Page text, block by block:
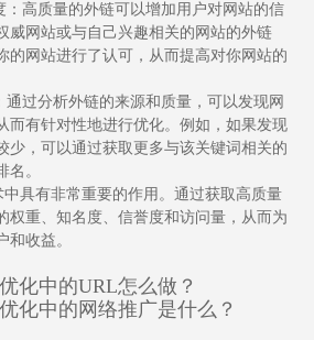
高质量的外链可以增加用户对网站的信
威网站或与自己兴趣相关的网站的外链
的网站进行了认可，从而提高对你网站的
过分析外链的来源和质量，可以发现网
而有针对性地进行优化。例如，如果发现
少，可以通过获取更多与该关键词相关的
。
具有非常重要的作用。通过获取高质量
权重、知名度、信誉度和访问量，从而为
和收益。
化中的URL怎么做？
化中的网络推广是什么？